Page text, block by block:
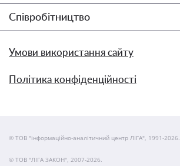
Співробітництво
Умови використання сайту
Політика конфіденційності
© ТОВ "інформаційно-аналітичний центр ЛІГА", 1991-2026.
© ТОВ "ЛІГА ЗАКОН", 2007-2026.